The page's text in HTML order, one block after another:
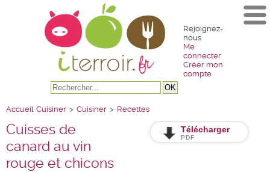
Rejoignez-
nous
Me
connecter
Créer mon
compte
Accueil Cuisiner > Cuisiner > Recettes
Cuisses de
canard au vin
rouge et chicons
Télécharger
PDF